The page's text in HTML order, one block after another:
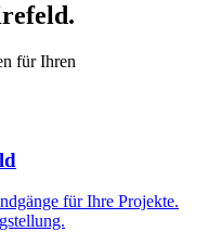
für Ihren
für Ihre Projekte.